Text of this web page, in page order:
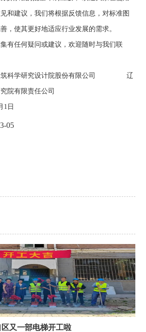
和建议，我们将根据反馈信息，对标准图
，使其更好地适应行业发展的需求。
任何疑问或建议，欢迎随时与我们联
建筑科学研究设计院股份有限公司 辽
院有限责任公司
1日
05
又一部电梯开工啦